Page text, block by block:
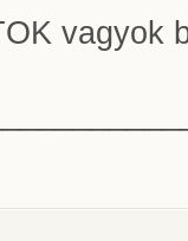
vagyok